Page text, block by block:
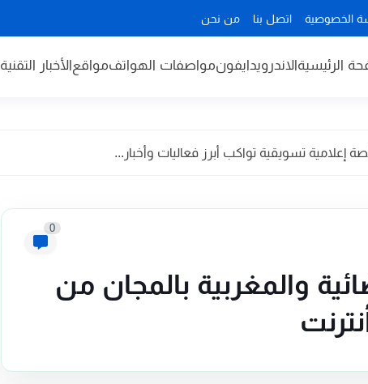
الخصوصية اتصل بنا من نحن
الرئيسيةالاندرويدايفونمواصفات الهواتفمواقعالأخبار التقنية
تسويقية تواكب أبرز فعاليات وأخبار...
0
والمغربية بالمجان من